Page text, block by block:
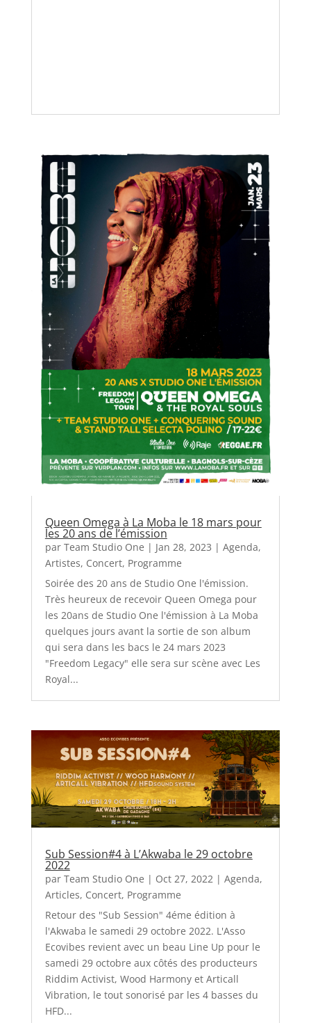
Queen Omega à La Moba le 18 mars pour
les 20 ans de l’émission
par Team Studio One | Jan 28, 2023 | Agenda,
Artistes, Concert, Programme
Soirée des 20 ans de Studio One l'émission.
Très heureux de recevoir Queen Omega pour
les 20ans de Studio One l'émission à La Moba
quelques jours avant la sortie de son album
qui sera dans les bacs le 24 mars 2023
"Freedom Legacy" elle sera sur scène avec Les
Royal...
Sub Session#4 à L’Akwaba le 29 octobre
2022
par Team Studio One | Oct 27, 2022| Agenda,
Articles, Concert, Programme
Retour des "Sub Session" 4éme édition à
l'Akwaba le samedi 29 octobre 2022. L'Asso
Ecovibes revient avec un beau Line Up pour le
samedi 29 octobre aux côtés des producteurs
Riddim Activist, Wood Harmony et Articall
Vibration, le tout sonorisé par les 4 basses du
HFD...